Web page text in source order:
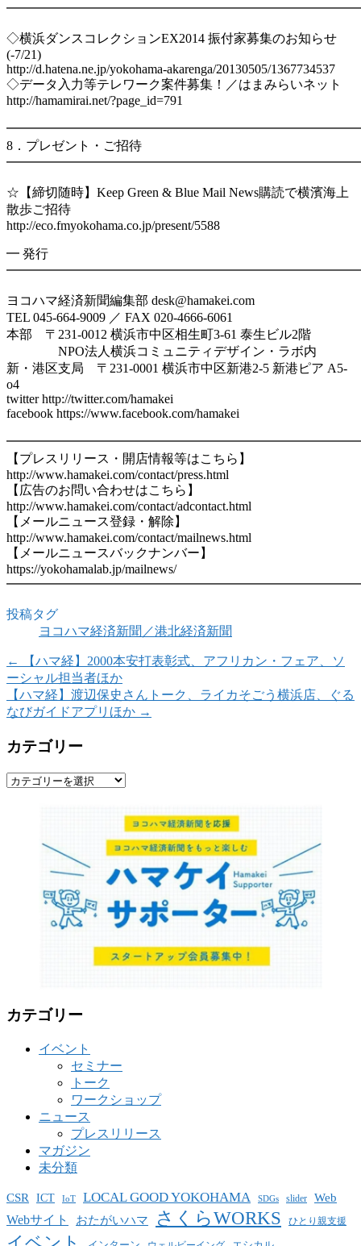
◇横浜ダンスコレクションEX2014 振付家募集のお知らせ
(-7/21)
http://d.hatena.ne.jp/yokohama-akarenga/20130505/1367734537
◇データ入力等テレワーク案件募集！／はまみらいネット
http://hamamirai.net/?page_id=791
8．プレゼント・ご招待
☆【締切随時】Keep Green & Blue Mail News購読で横濱海上
散歩ご招待
http://eco.fmyokohama.co.jp/present/5588
━ 発行
ヨコハマ経済新聞編集部 desk@hamakei.com
TEL 045-664-9009 ／ FAX 020-4666-6061
本部 〒231-0012 横浜市中区相生町3-61 泰生ビル2階
NPO法人横浜コミュニティデザイン・ラボ内
新・港区支局 〒231-0001 横浜市中区新港2-5 新港ピア A5-
o4
twitter http://twitter.com/hamakei
facebook https://www.facebook.com/hamakei
【プレスリリース・開店情報等はこちら】
http://www.hamakei.com/contact/press.html
【広告のお問い合わせはこちら】
http://www.hamakei.com/contact/adcontact.html
【メールニュース登録・解除】
http://www.hamakei.com/contact/mailnews.html
【メールニュースバックナンバー】
https://yokohamalab.jp/mailnews/
投稿タグ
ヨコハマ経済新聞／港北経済新聞
←
【ハマ経】2000本安打表彰式、アフリカン・フェア、ソ
ーシャル担当者ほか
【ハマ経】渡辺保史さんトーク、ライカそごう横浜店、ぐる
なびガイドアプリほか →
カテゴリー
カ
カテゴリー
イベント
セミナー
トーク
ワークショップ
ニュース
プレスリリース
マガジン
未分類
CSR ICT IoT LOCAL GOOD YOKOHAMA SDGs slider Web
Webサイト おたがいハマ さくらWORKS ひとり親支援